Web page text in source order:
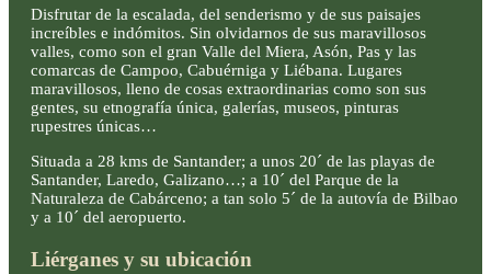
Disfrutar de la escalada, del senderismo y de sus paisajes
increíbles e indómitos. Sin olvidarnos de sus maravillosos
valles, como son el gran Valle del Miera, Asón, Pas y las
comarcas de Campoo, Cabuérniga y Liébana. Lugares
maravillosos, lleno de cosas extraordinarias como son sus
gentes, su etnografía única, galerías, museos, pinturas
rupestres únicas…
Situada a 28 kms de Santander; a unos 20´ de las playas de
Santander, Laredo, Galizano…; a 10´ del Parque de la
Naturaleza de Cabárceno; a tan solo 5´ de la autovía de Bilbao
y a 10´ del aeropuerto.
Liérganes y su ubicación